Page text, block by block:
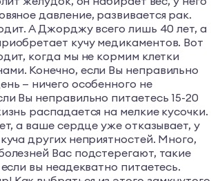
давление, развивается рак.
А Джорджу всего лишь 40 лет, а
кучу медикаментов. Вот
когда мы не кормим клетки
Конечно, если Вы неправильно
— ничего особенного не
Вы неправильно питаетесь 15-20
распадается на мелкие кусочки.
а ваше сердце уже отказывает, у
других неприятностей. Много,
Вас подстерегают, такие
вы неадекватно питаетесь.